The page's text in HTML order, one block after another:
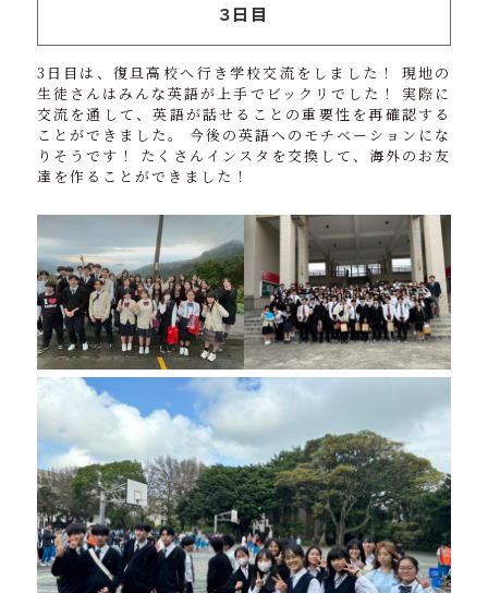
３日目
3日目は、復旦高校へ行き学校交流をしました！ 現地の
生徒さんはみんな英語が上手でビックリでした！ 実際に
交流を通して、英語が話せることの重要性を再確認する
ことができました。 今後の英語へのモチベーションにな
りそうです！ たくさんインスタを交換して、海外のお友
達を作ることができました！